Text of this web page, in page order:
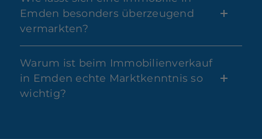
Emden besonders überzeugend
vermarkten?
Warum ist beim Immobilienverkauf
in Emden echte Marktkenntnis so
wichtig?